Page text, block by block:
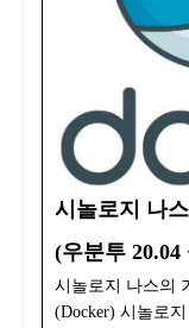
시놀로지 나
(우분투 20.04
시놀로지 나스의
(Docker) 시놀로